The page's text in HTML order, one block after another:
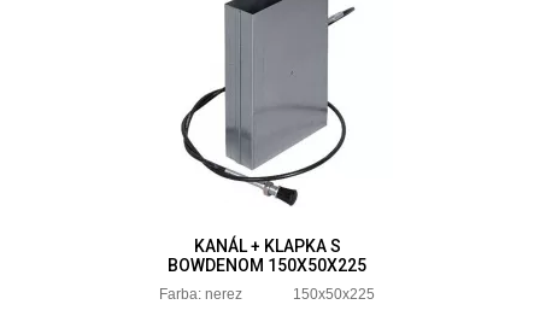
KANÁL + KLAPKA S
BOWDENOM 150X50X225
Farba: nerez 150x50x225